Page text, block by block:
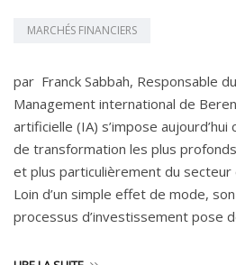
MARCHÉS FINANCIERS
par Franck Sabbah, Responsable
Management international de
artificielle (IA) s’impose aujourd’hui
de transformation les plus
et plus particulièrement du secteur
Loin d’un simple effet de mode,
processus d’investissement pose